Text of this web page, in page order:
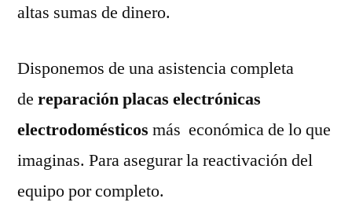
altas sumas de dinero.
Disponemos de una asistencia completa
de reparación placas electrónicas
electrodomésticos más económica de lo que
imaginas. Para asegurar la reactivación del
equipo por completo.